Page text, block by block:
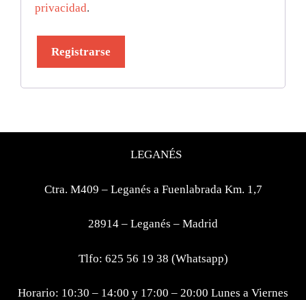
privacidad.
Registrarse
LEGANÉS
Ctra. M409 – Leganés a Fuenlabrada Km. 1,7
28914 – Leganés – Madrid
Tlfo: 625 56 19 38 (Whatsapp)
Horario: 10:30 – 14:00 y 17:00 – 20:00 Lunes a Viernes